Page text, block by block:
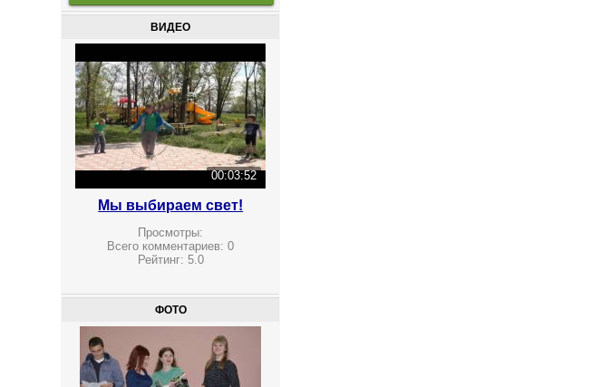
ВИДЕО
00:03:52
Мы выбираем свет!
Просмотры:
Всего комментариев:0
Рейтинг: 5.0
ФОТО